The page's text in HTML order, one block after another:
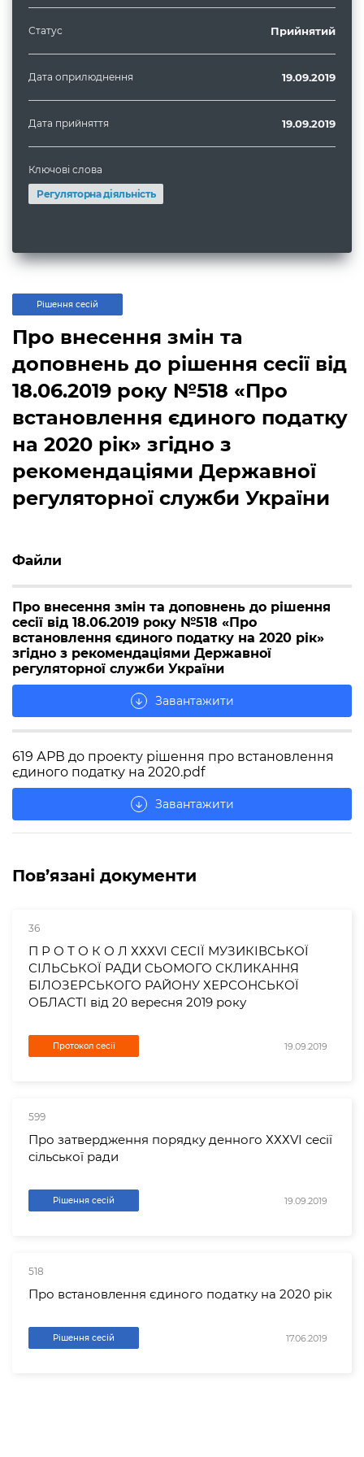
Статус Прийнятий
Дата оприлюднення 19.09.2019
Дата прийняття 19.09.2019
Ключові слова
Регуляторна діяльність
Рішення сесій
Про внесення змін та
доповнень до рішення сесії від
18.06.2019 року №518 «Про
встановлення єдиного податку
на 2020 рік» згідно з
рекомендаціями Державної
регуляторної служби України
Файли
Про внесення змін та доповнень до рішення
сесії від 18.06.2019 року №518 «Про
встановлення єдиного податку на 2020 рік»
згідно з рекомендаціями Державної
регуляторної служби України
arrow_downward Завантажити
619 АРВ до проекту рішення про встановлення
єдиного податку на 2020.pdf
arrow_downward Завантажити
Пов’язані документи
36
П Р О Т О К О Л ХХХVІ СЕСІЇ МУЗИКІВСЬКОЇ
СІЛЬСЬКОЇ РАДИ СЬОМОГО СКЛИКАННЯ
БІЛОЗЕРСЬКОГО РАЙОНУ ХЕРСОНСЬКОЇ
ОБЛАСТІ від 20 вересня 2019 року
Протокол сесії 19.09.2019
599
Про затвердження порядку денного ХХХVІ сесії
сільської ради
Рішення сесій 19.09.2019
518
Про встановлення єдиного податку на 2020 рік
Рішення сесій 17.06.2019